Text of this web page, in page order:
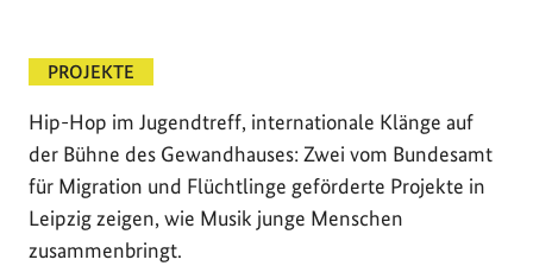
PROJEKTE
Hip-Hop im Jugendtreff, internationale Klänge auf
der Bühne des Gewandhauses: Zwei vom Bundesamt
für Migration und Flüchtlinge geförderte Projekte in
Leipzig zeigen, wie Musik junge Menschen
zusammenbringt.